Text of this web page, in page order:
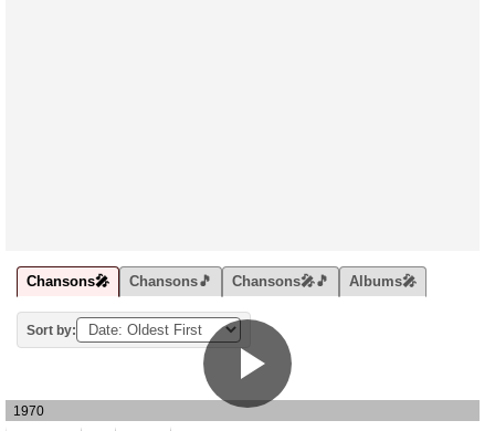
Chansons🎤 Chansons🎵 Chansons🎤🎵 Albums🎤
Sort by:
1970